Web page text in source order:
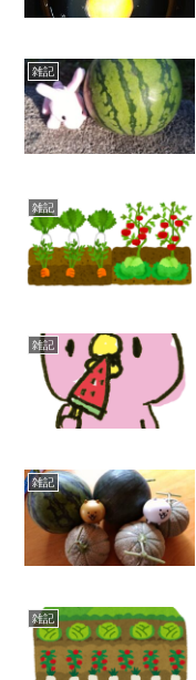
雑記
雑記
雑記
雑記
雑記